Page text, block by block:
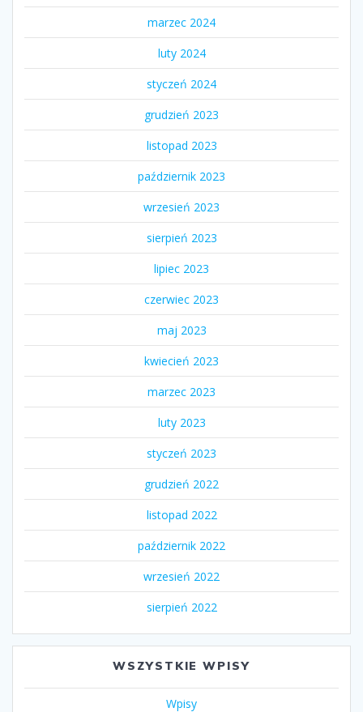
marzec 2024
luty 2024
styczeń 2024
grudzień 2023
listopad 2023
październik 2023
wrzesień 2023
sierpień 2023
lipiec 2023
czerwiec 2023
maj 2023
kwiecień 2023
marzec 2023
luty 2023
styczeń 2023
grudzień 2022
listopad 2022
październik 2022
wrzesień 2022
sierpień 2022
WSZYSTKIE WPISY
Wpisy